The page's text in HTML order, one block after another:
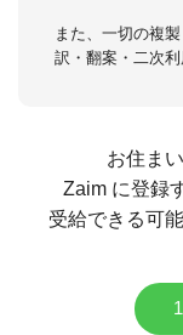
また、一切の複
訳・翻案・二次利
お住ま
Zaim に登録
受給できる可